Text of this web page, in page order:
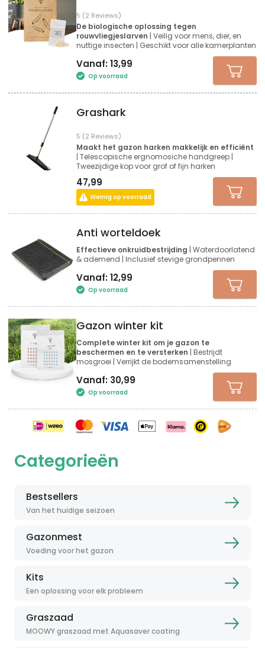
5 (2 Reviews)
De biologische oplossing tegen
rouwvliegjeslarven | Veilig voor mens, dier, en
nuttige insecten | Geschikt voor alle kamerplanten
Vanaf: 13,99
Op voorraad
5 (2 Reviews)
Grashark
Maakt het gazon harken makkelijk en efficiënt
| Telescopische ergnomosiche handgreep |
Tweezijdige kop voor grof of fijn harken
47,99
Weinig op voorraad
Anti worteldoek
Effectieve onkruidbestrijding | Waterdoorlatend
& ademend | Inclusief stevige grondpennen
Vanaf: 12,99
Op voorraad
Gazon winter kit
Complete winter kit om je gazon te
beschermen en te versterken | Bestrijdt
mosgroei | Verrijkt de bodemsamenstelling
Vanaf: 30,99
Op voorraad
Categorieën
Bestsellers
Van het huidige seizoen
Gazonmest
Voeding voor het gazon
Kits
Een oplossing voor elk probleem
Graszaad
MOOWY graszaad met Aquasaver coating